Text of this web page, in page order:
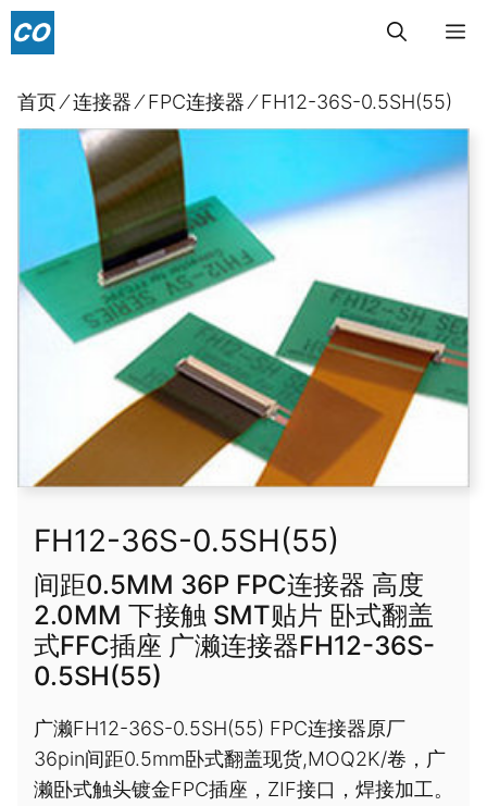
跳
至
容
菜
首页⁄连接器⁄FPC连接器⁄FH12-36S-0.5SH(55)
FH12-36S-0.5SH(55)
间距0.5MM 36P FPC连接器 高度
2.0MM 下接触 SMT贴片 卧式翻盖
式FFC插座 广濑连接器FH12-36S-
0.5SH(55)
广濑FH12-36S-0.5SH(55) FPC连接器原厂
36pin间距0.5mm卧式翻盖现货,MOQ2K/卷，广
濑卧式触头镀金FPC插座，ZIF接口，焊接加工。